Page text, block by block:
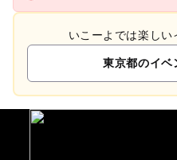
いこーよでは楽しい
東京都のイベ